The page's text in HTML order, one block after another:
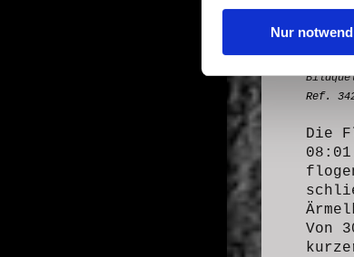
Nur
Ref.
Die
Von